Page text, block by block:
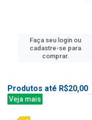
Faça seu login ou
cadastre-se para
comprar.
Produtos até R$20,00
Veja mais